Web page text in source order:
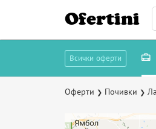
Ofertini
Всички оферти
Оферти ❯ Почивки ❯